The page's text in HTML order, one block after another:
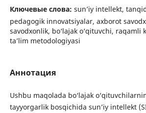
Ключевые слова: sun’iy intellekt,
pedagogik innovatsiyalar, axborot
savodxonlik, bo‘lajak o‘qituvchi, raqamli
ta’lim metodologiyasi
Аннотация
Ushbu maqolada bo‘lajak
tayyorgarlik bosqichida sun’iy intellekt